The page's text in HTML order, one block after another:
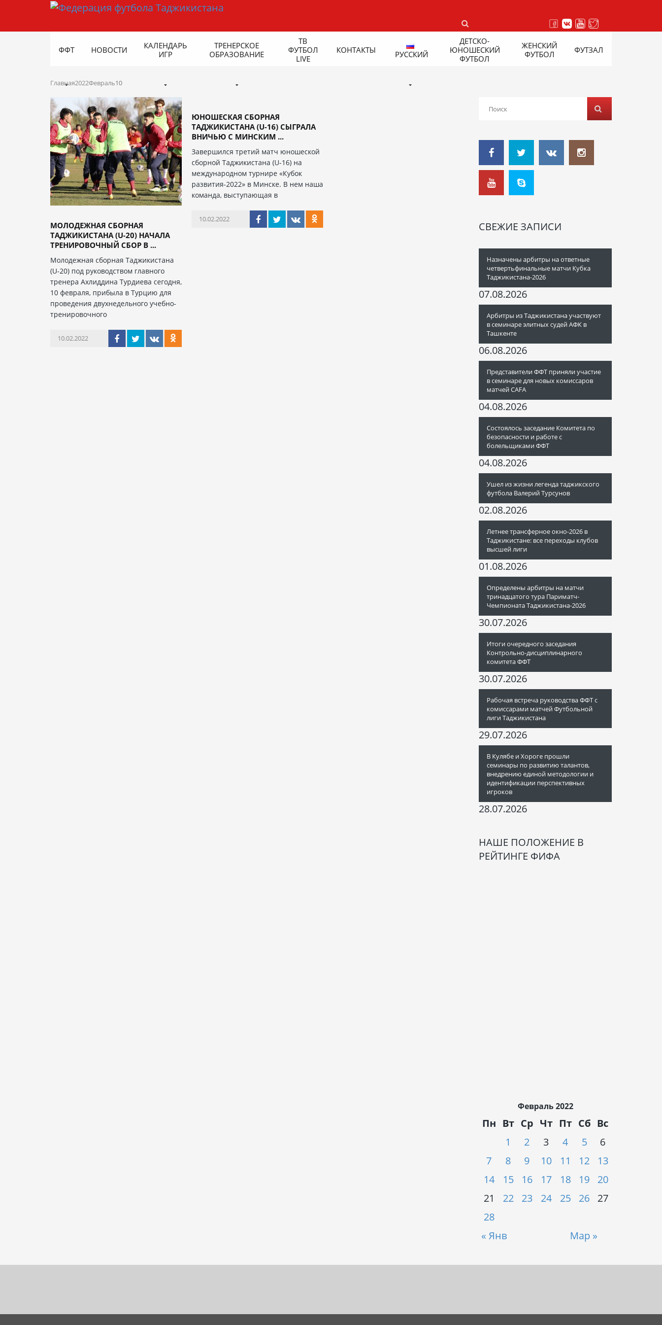
ФФТ НОВОСТИ
КАЛЕНДАРЬ
ИГР
ТРЕНЕРСКОЕ
ОБРАЗОВАНИЕ
ТВ
ФУТБОЛ
LIVE
КОНТАКТЫ РУССКИЙ
ДЕТСКО-
ЮНОШЕСКИЙ
ФУТБОЛ
ЖЕНСКИЙ
ФУТБОЛ
ФУТЗАЛ
Главная2022Февраль10
МОЛОДЕЖНАЯ СБОРНАЯ
ТАДЖИКИСТАНА (U-20) НАЧАЛА
ТРЕНИРОВОЧНЫЙ СБОР В ...
Молодежная сборная Таджикистана
(U-20) под руководством главного
тренера Ахлиддина Турдиева сегодня,
10 февраля, прибыла в Турцию для
проведения двухнедельного учебно-
тренировочного
10.02.2022
ЮНОШЕСКАЯ СБОРНАЯ
ТАДЖИКИСТАНА (U-16) СЫГРАЛА
ВНИЧЬЮ С МИНСКИМ ...
Завершился третий матч юношеской
сборной Таджикистана (U-16) на
международном турнире «Кубок
развития-2022» в Минске. В нем наша
команда, выступающая в
10.02.2022
СВЕЖИЕ ЗАПИСИ
Назначены арбитры на ответные
четвертьфинальные матчи Кубка
Таджикистана-2026
07.08.2026
Арбитры из Таджикистана участвуют
в семинаре элитных судей АФК в
Ташкенте
06.08.2026
Представители ФФТ приняли участие
в семинаре для новых комиссаров
матчей CAFA
04.08.2026
Состоялось заседание Комитета по
безопасности и работе с
болельщиками ФФТ
04.08.2026
Ушел из жизни легенда таджикского
футбола Валерий Турсунов
02.08.2026
Летнее трансферное окно-2026 в
Таджикистане: все переходы клубов
высшей лиги
01.08.2026
Определены арбитры на матчи
тринадцатого тура Париматч-
Чемпионата Таджикистана-2026
30.07.2026
Итоги очередного заседания
Контрольно-дисциплинарного
комитета ФФТ
30.07.2026
Рабочая встреча руководства ФФТ с
комиссарами матчей Футбольной
лиги Таджикистана
29.07.2026
В Кулябе и Хороге прошли
семинары по развитию талантов,
внедрению единой методологии и
идентификации перспективных
игроков
28.07.2026
НАШЕ ПОЛОЖЕНИЕ В
РЕЙТИНГЕ ФИФА
Февраль 2022
Пн Вт Ср Чт Пт Сб Вс
« Янв Мар »
1 2 3 4 5
6
7
8 9 10 11 12
13
14
15 16 17 18 19
20
21
22 23 24 25 26
27
28